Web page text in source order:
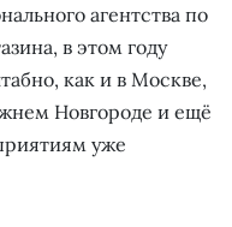
агентства по
в этом году
как и в Москве,
Новгороде и ещё
уже